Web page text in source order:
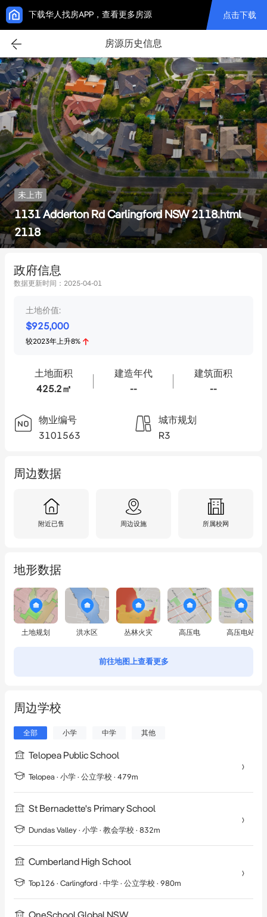
下载华人找房APP，查看更多房源 点击下载
房源历史信息
未上市
1131 Adderton Rd Carlingford NSW 2118.html
2118
政府信息
数据更新时间： 2025-04-01
土地价值:
$925,000
较2023年上升8%
土地面积
425.2㎡
建造年代
--
建筑面积
--
物业编号
3101563
城市规划
R3
周边数据
附近已售 周边设施 所属校网
地形数据
土地规划 洪水区 丛林火灾 高压电 高压电站
前往地图上查看更多
周边学校
全部 小学 中学 其他
Telopea Public School
Telopea · 小学 · 公立学校 · 479m
St Bernadette's Primary School
Dundas Valley · 小学 · 教会学校 · 832m
Cumberland High School
Top126 · Carlingford · 中学 · 公立学校 · 980m